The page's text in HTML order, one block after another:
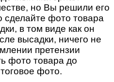
но Вы решили его
сделайте фото товара
в том виде как он
высадки, ничего не
претензии
фото товара до
фото.